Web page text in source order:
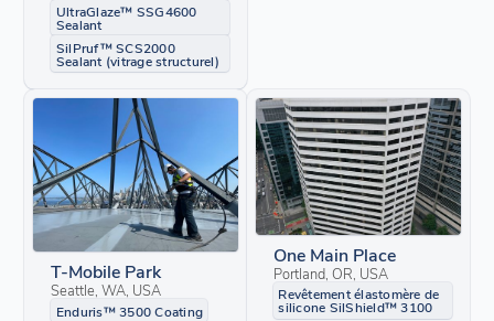
UltraGlaze™ SSG4600
Sealant
SilPruf™ SCS2000
Sealant (vitrage structurel)
T-Mobile Park
Seattle, WA, USA
Enduris™ 3500 Coating
One Main Place
Portland, OR, USA
Revêtement élastomère de
silicone SilShield™ 3100